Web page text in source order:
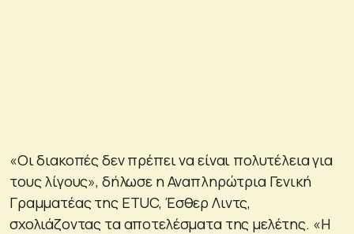
«Οι διακοπές δεν πρέπει να είναι πολυτέλεια για
τους λίγους», δήλωσε η Αναπληρώτρια Γενική
Γραμματέας της ETUC, Έσθερ Λιντς,
σχολιάζοντας τα αποτελέσματα της μελέτης. «Η